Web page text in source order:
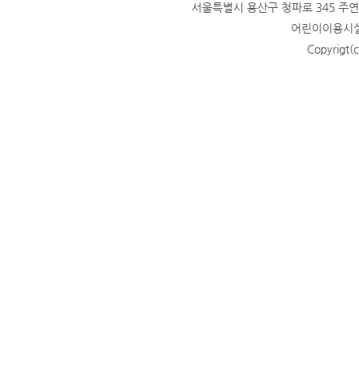
서울특별시 용산구 청파로 345
어린이이용시